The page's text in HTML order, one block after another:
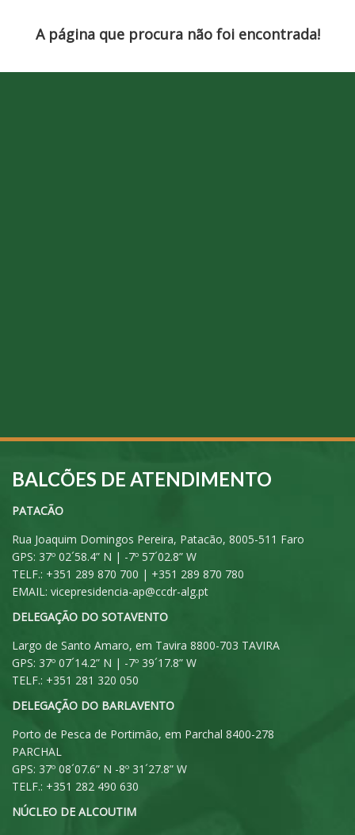
A página que procura não foi encontrada!
BALCÕES DE ATENDIMENTO
PATACÃO
Rua Joaquim Domingos Pereira, Patacão, 8005-511 Faro
GPS: 37º 02´58.4” N | -7º 57´02.8” W
TELF.: +351 289 870 700 | +351 289 870 780
EMAIL: vicepresidencia-ap@ccdr-alg.pt
DELEGAÇÃO DO SOTAVENTO
Largo de Santo Amaro, em Tavira 8800-703 TAVIRA
GPS: 37º 07´14.2” N | -7º 39´17.8” W
TELF.: +351 281 320 050
DELEGAÇÃO DO BARLAVENTO
Porto de Pesca de Portimão, em Parchal 8400-278
PARCHAL
GPS: 37º 08´07.6” N -8º 31´27.8” W
TELF.: +351 282 490 630
NÚCLEO DE ALCOUTIM